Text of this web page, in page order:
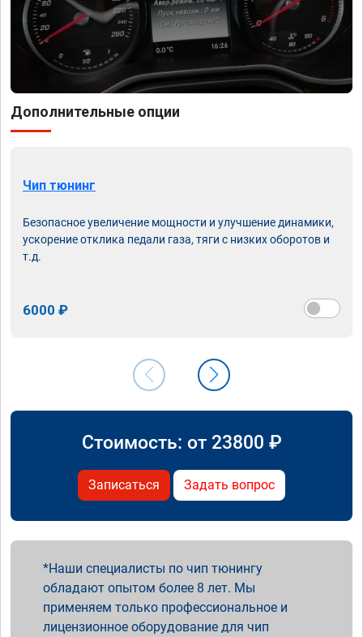
Дополнительные опции
Чип тюнинг
Безопасное увеличение мощности и улучшение динамики,
ускорение отклика педали газа, тяги с низких оборотов и
т.д.
6000 ₽
Стоимость: от 23800 ₽
Записаться Задать вопрос
Наши специалисты по чип тюнингу
обладают опытом более 8 лет. Мы
применяем только профессиональное и
лицензионное оборудование для чип